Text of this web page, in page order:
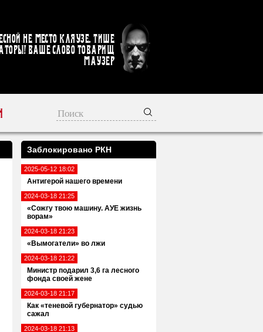
не место кляузе. Тише
Ваше слово товарищ
Маузер
Заблокировано РКН
2025-05-12 18:02
Антигерой нашего времени
2024-03-18 21:25
«Сожгу твою машину. АУЕ жизнь
ворам»
2024-03-18 21:23
«Вымогатели» во лжи
2024-03-18 21:22
Министр подарил 3,6 га лесного
фонда своей жене
2024-03-18 21:17
Как «теневой губернатор» судью
сажал
2024-03-18 21:13